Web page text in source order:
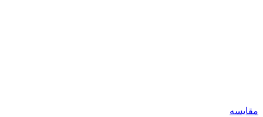
مقایسه